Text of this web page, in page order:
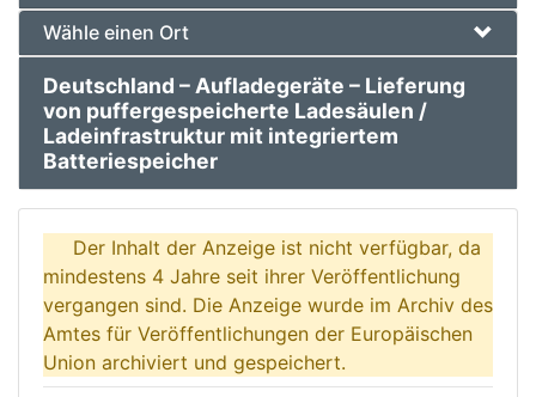
Wähle einen Ort
Deutschland – Aufladegeräte – Lieferung
von puffergespeicherte Ladesäulen /
Ladeinfrastruktur mit integriertem
Batteriespeicher
Der Inhalt der Anzeige ist nicht verfügbar, da
mindestens 4 Jahre seit ihrer Veröffentlichung
vergangen sind. Die Anzeige wurde im Archiv des
Amtes für Veröffentlichungen der Europäischen
Union archiviert und gespeichert.